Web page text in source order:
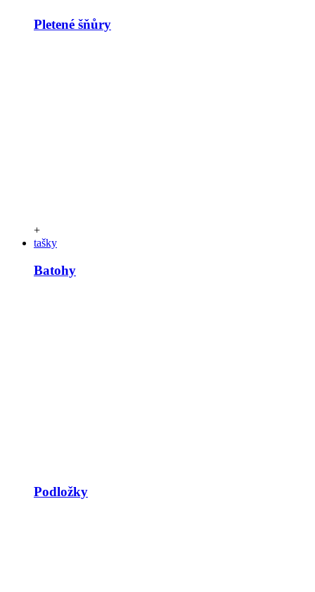
Pletené šňůry
+
tašky
Batohy
Podložky